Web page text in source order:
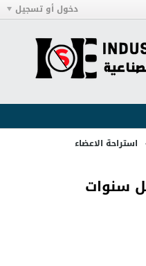
دخول أو تسجيل
استراحة الاعضاء
سنوات